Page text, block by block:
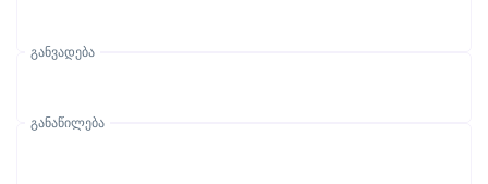
განვადება
განაწილება